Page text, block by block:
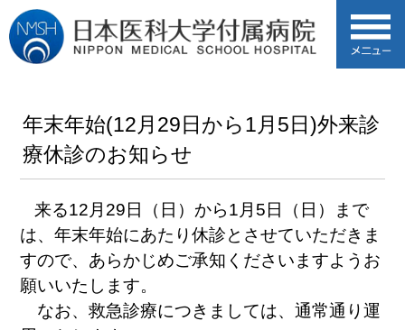
年末年始(12月29日から1月5日)外来診
療休診のお知らせ
来る12月29日（日）から1月5日（日）まで
は、年末年始にあたり休診とさせていただきま
すので、あらかじめご承知くださいますようお
願いいたします。
なお、救急診療につきましては、通常通り運